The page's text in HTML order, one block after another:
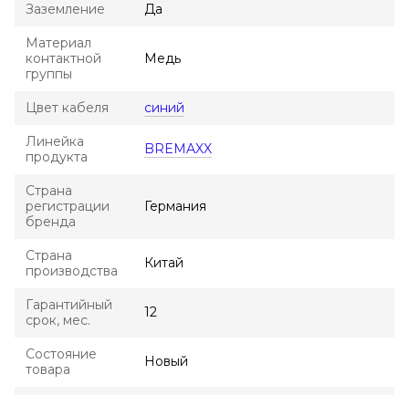
Заземление Да
Материал
контактной
группы
Медь
Цвет кабеля синий
Линейка
продукта
BREMAXX
Страна
регистрации
бренда
Германия
Страна
производства
Китай
Гарантийный
срок, мес.
12
Состояние
товара
Новый